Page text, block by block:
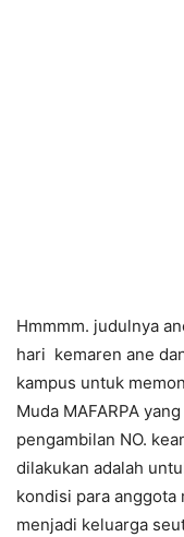
Hmmmm. judulnya
hari kemaren ane
kampus untuk
Muda MAFARPA
pengambilan NO.
dilakukan adalah
kondisi para
menjadi keluarga